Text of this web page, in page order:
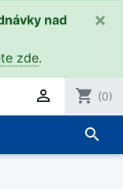
nad
zde.
×
 shopping_cart (0)
search